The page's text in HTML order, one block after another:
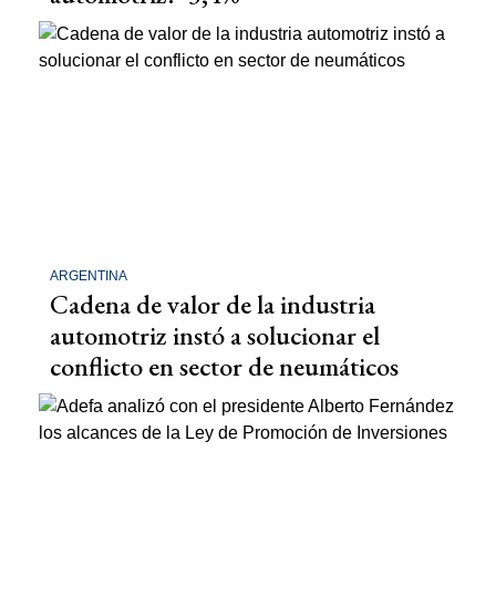
ARGENTINA
Cadena de valor de la industria
automotriz instó a solucionar el
conflicto en sector de neumáticos